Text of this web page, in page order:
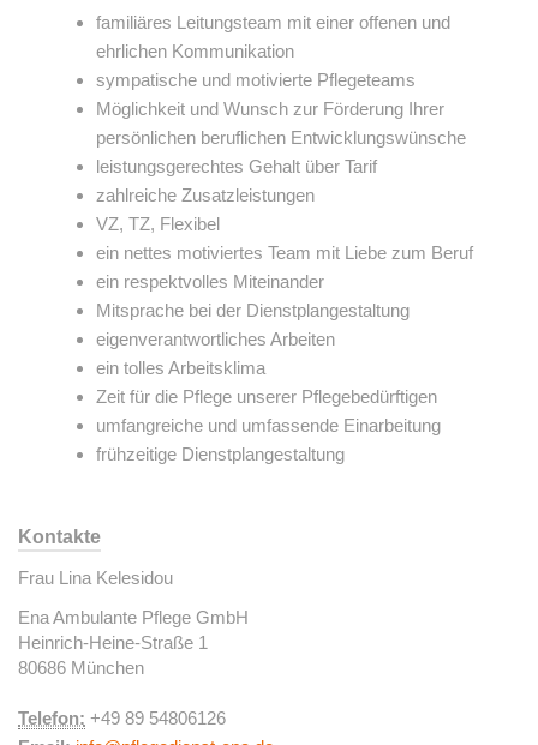
familiäres Leitungsteam mit einer offenen und
ehrlichen Kommunikation
sympatische und motivierte Pflegeteams
Möglichkeit und Wunsch zur Förderung Ihrer
persönlichen beruflichen Entwicklungswünsche
leistungsgerechtes Gehalt über Tarif
zahlreiche Zusatzleistungen
VZ, TZ, Flexibel
ein nettes motiviertes Team mit Liebe zum Beruf
ein respektvolles Miteinander
Mitsprache bei der Dienstplangestaltung
eigenverantwortliches Arbeiten
ein tolles Arbeitsklima
Zeit für die Pflege unserer Pflegebedürftigen
umfangreiche und umfassende Einarbeitung
frühzeitige Dienstplangestaltung
Kontakte
Frau Lina Kelesidou
Ena Ambulante Pflege GmbH
Heinrich-Heine-Straße 1
80686 München
Telefon: +49 89 54806126